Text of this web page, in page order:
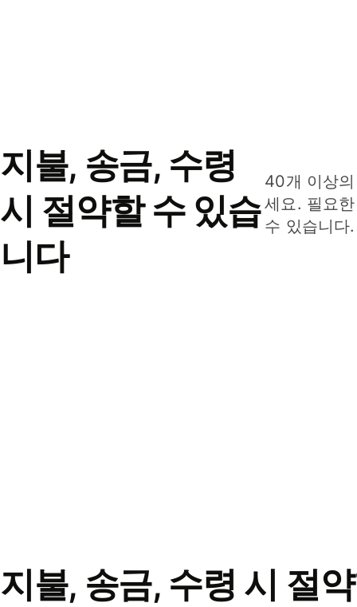
지불, 송금, 수령
시 절약할 수 있습
니다
40개 이상
세요. 필요
수 있습니다.
지불, 송금, 수령 시 절